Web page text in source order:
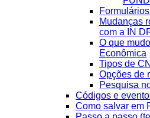
Mudanças
com a IN
O que
Econômica
Tipos de
Opções de
Pesquisa
Códigos e
Como salvar em